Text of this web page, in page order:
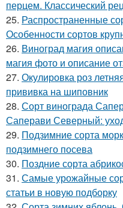
перцем. Классический
25. Распространенные
Особенности сортов
26. Виноград магия
магия фото и описание
27. Окулировка роз
прививка на шиповник
28. Сорт винограда
Саперави Северный:
29. Подзимние сорта
подзимнего посева
30. Поздние сорта
31. Самые урожайные
статьи в новую подборку